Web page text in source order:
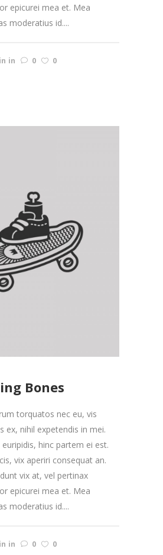
epicurei mea et. Mea
moderatius id....
in 0
0
Bones
torquatos nec eu, vis
ex, nihil expetendis in mei.
hinc partem ei est.
vix aperiri consequat an.
vix at, vel pertinax
epicurei mea et. Mea
moderatius id....
in 0
0